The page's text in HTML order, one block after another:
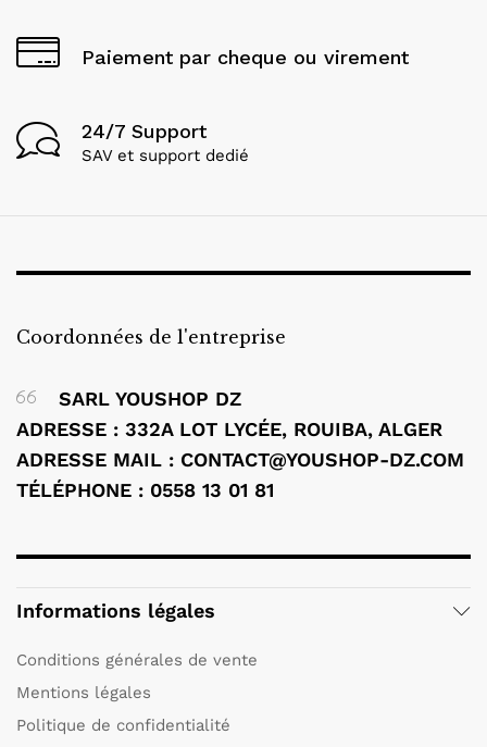
Paiement par cheque ou virement
24/7 Support
SAV et support dedié
Coordonnées de l'entreprise
SARL YOUSHOP DZ
ADRESSE : 332A LOT LYCÉE, ROUIBA, ALGER
ADRESSE MAIL : CONTACT@YOUSHOP-DZ.COM
TÉLÉPHONE : 0558 13 01 81
Informations légales
Conditions générales de vente
Mentions légales
Politique de confidentialité